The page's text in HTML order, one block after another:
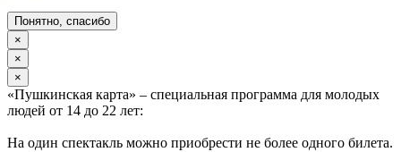
Понятно, спасибо
×
×
×
«Пушкинская карта» – специальная программа для молодых
людей от 14 до 22 лет:
На один спектакль можно приобрести не более одного билета.